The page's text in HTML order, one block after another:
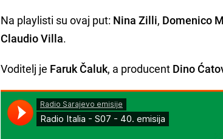
Na playlisti su ovaj put: Nina Zilli, Domenico
Claudio Villa.
Voditelj je Faruk Čaluk, a producent Dino